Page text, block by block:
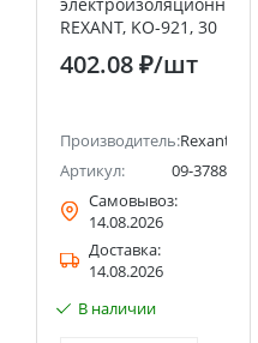
REXANT, KO-921, 30
мл, флакон
402.08 ₽/шт
Производитель:Rexant
Артикул:
09-3788
Самовывоз:
14.08.2026
Доставка:
14.08.2026
В наличии